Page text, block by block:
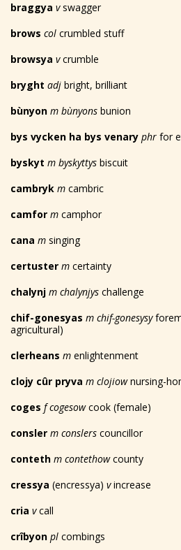
braggya vswagger
brows col crumbled stuff
browsya vcrumble
bryght adj bright, brilliant
bùnyon m bùnyons bunion
bys vycken ha bys venary phr for
byskyt m byskyttys biscuit
cambryk m cambric
camfor m camphor
cana m singing
certuster m certainty
chalynj m chalynjys challenge
chif-gonesyas m chif-gonesysy
agricultural)
clerheans m enlightenment
clojy cûr pryva m clojiownursing-
coges f cogesowcook (female)
consler m conslers councillor
conteth m contethowcounty
cressya (encressya) vincrease
cria vcall
crîbyon pl combings